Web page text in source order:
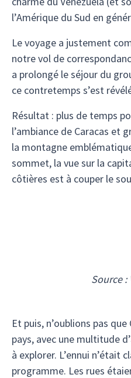
l’Amérique du Sud en
Le voyage a justement
notre vol de
a prolongé le séjour du
ce contretemps s’est
Résultat : plus de temps
l’ambiance de Caracas et
la montagne
sommet, la vue sur la
côtières est à couper le
Source :
Et puis, n’oublions pas
pays, avec une multitude
à explorer. L’ennui n’était
programme. Les rues